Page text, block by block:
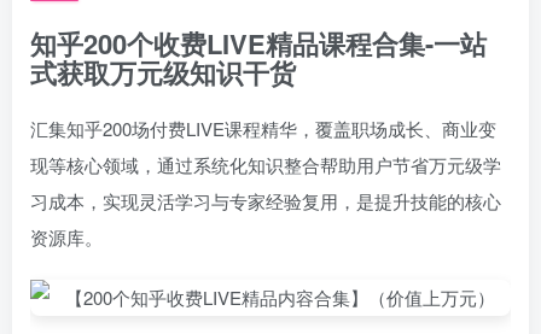
知乎200个收费LIVE精品课程合集-一站
式获取万元级知识干货
汇集知乎200场付费LIVE课程精华，覆盖职场成长、商业变
现等核心领域，通过系统化知识整合帮助用户节省万元级学
习成本，实现灵活学习与专家经验复用，是提升技能的核心
资源库。